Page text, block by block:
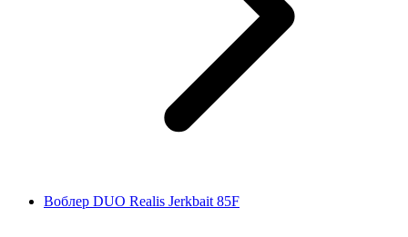
Воблер DUO Realis Jerkbait 85F